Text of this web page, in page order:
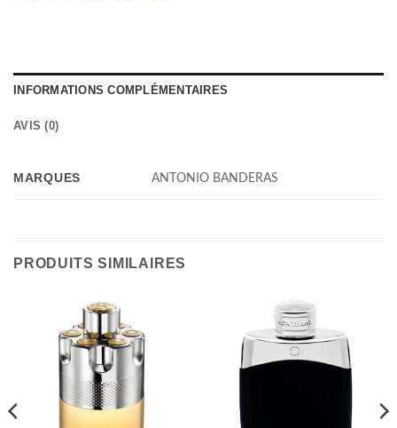
INFORMATIONS COMPLÉMENTAIRES
AVIS (0)
MARQUES ANTONIO BANDERAS
PRODUITS SIMILAIRES